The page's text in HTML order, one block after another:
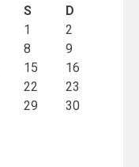
S D
1
2
8
9
15
16
22
23
29
30